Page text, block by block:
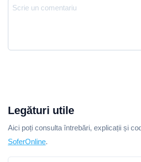
Legături utile
Aici poți consulta întrebări, explicații și
SoferOnline.